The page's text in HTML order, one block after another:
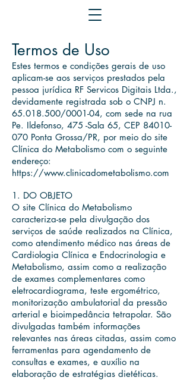
Termos de Uso
Estes termos e condições gerais de uso
aplicam-se aos serviços prestados pela
pessoa jurídica RF Servicos Digitais Ltda.,
devidamente registrada sob o CNPJ n.
65.018.500/0001-04, com sede na rua
Pe. Ildefonso, 475 -Sala 65, CEP 84010-
070 Ponta Grossa/PR, por meio do site
Clínica do Metabolismo com o seguinte
endereço:
https://www.clinicadometabolismo.com
1. DO OBJETO
O site Clínica do Metabolismo
caracteriza-se pela divulgação dos
serviços de saúde realizados na Clínica,
como atendimento médico nas áreas de
Cardiologia Clínica e Endocrinologia e
Metabolismo, assim como a realização
de exames complementares como
eletrocardiograma, teste ergométrico,
monitorização ambulatorial da pressão
arterial e bioimpedância tetrapolar. São
divulgadas também informações
relevantes nas áreas citadas, assim como
ferramentas para agendamento de
consultas e exames, e auxílio na
elaboração de estratégias dietéticas.